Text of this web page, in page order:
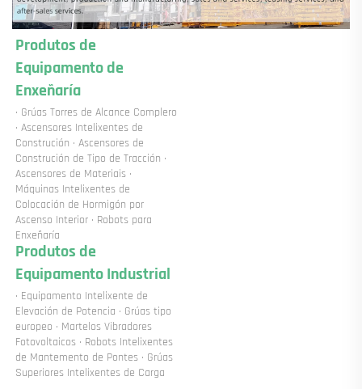
Produtos de
Equipamento de
Enxeñaría
· Grúas Torres de Alcance Complero
· Ascensores Intelixentes de
Construción · Ascensores de
Construción de Tipo de Tracción ·
Ascensores de Materiais ·
Máquinas Intelixentes de
Colocación de Hormigón por
Ascenso Interior · Robots para
Enxeñaría
Produtos de
Equipamento Industrial
· Equipamento Intelixente de
Elevación de Potencia · Grúas tipo
europeo · Martelos Vibradores
Fotovoltaicos · Robots Intelixentes
de Mantemento de Pontes · Grúas
Superiores Intelixentes de Carga